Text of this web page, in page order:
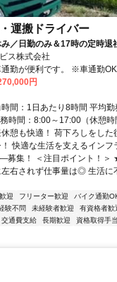
運搬ドライバー
／日勤のみ＆17時の定時退
ス株式会社
勤が便利です。 ※車通勤OK
円
間：1日あたり8時間 平均
時間：8:00～17:00（休憩
憩も快適！ 荷下ろしをした
快適な生活を支えるインフ
募集！ ＜注目ポイント！＞
右されず仕事量は◎ 生活に
迎 フリーター歓迎 バイク通勤
験不問 未経験者歓迎 有資格者歓
交通費支給 長期歓迎 資格取得手